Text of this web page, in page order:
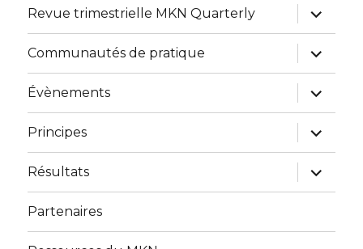
Revue trimestrielle MKN Quarterly
expand
child
menu
Communautés de pratique
expand
child
menu
Évènements
expand
child
menu
Principes
expand
child
menu
Résultats
expand
child
menu
Partenaires